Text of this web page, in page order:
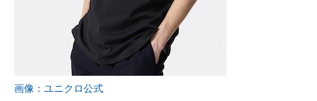
画像：ユニクロ公式